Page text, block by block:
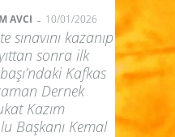
AVCI - 10/01/2026
sınavını kazanıp
sonra ilk
Kafkas
Dernek
Kazım
Başkanı Kemal